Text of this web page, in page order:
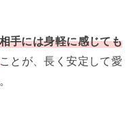
手には身軽に感じても
とが、長く安定して愛